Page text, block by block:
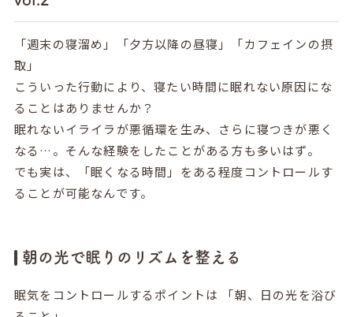
「週末の寝溜め」「夕方以降の昼寝」「カフェインの摂
取」
こういった行動により、寝たい時間に眠れない原因にな
ることはありませんか？
眠れないイライラが悪循環を生み、さらに寝つきが悪く
なる…。そんな経験をしたことがある方も多いはず。
でも実は、「眠くなる時間」をある程度コントロールす
ることが可能なんです。
朝の光で眠りのリズムを整える
眠気をコントロールするポイントは 「朝、日の光を浴び